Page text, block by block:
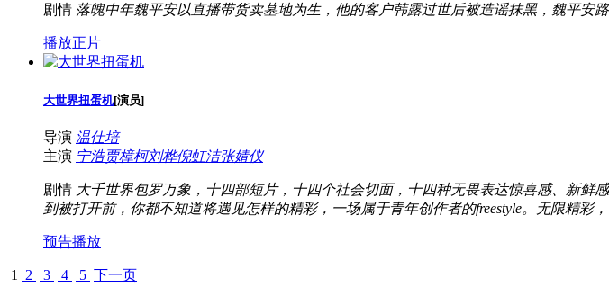
剧情 落魄中年魏平安以直播带货卖墓地为生，他的客户韩露过世后被造谣抹黑，魏平安
播放正片
大世界扭蛋机[演员]
导演 温仕培
主演 宁浩贾樟柯刘桦倪虹洁张婧仪
剧情 大千世界包罗万象，十四部短片，十四个社会切面，十四种无畏表达惊喜感、新
到被打开前，你都不知道将遇见怎样的精彩，一场属于青年创作者的freestyle。无限精彩，
预告播放
1 2 3 4 5 下一页